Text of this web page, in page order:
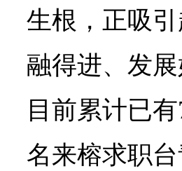
生根，正吸
融得进、发
目前累计已
名来榕求职